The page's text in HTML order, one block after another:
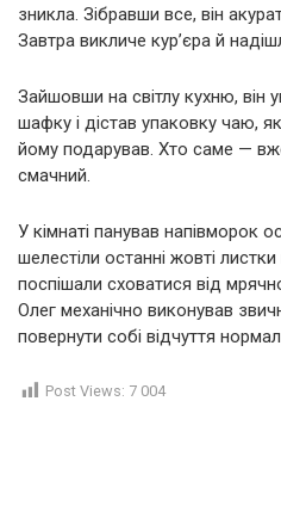
зникла. Зібравши все, він
Завтра викличе кур’єра й
Зайшовши на світлу кухню, він
шафку і дістав упаковку чаю,
йому подарував. Хто саме —
смачний.
У кімнаті панував напівморок
шелестіли останні жовті
поспішали сховатися від
Олег механічно виконував
повернути собі відчуття
Post Views: 7 004